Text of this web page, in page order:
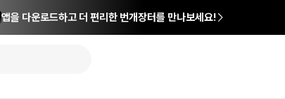
앱을 다운로드하고 더 편리한 번개장터를 만나보세요!